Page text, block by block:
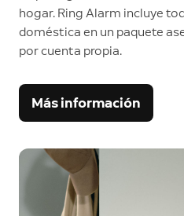
hogar. Ring Alarm incluye
doméstica en un paquete
por cuenta propia.
Más información